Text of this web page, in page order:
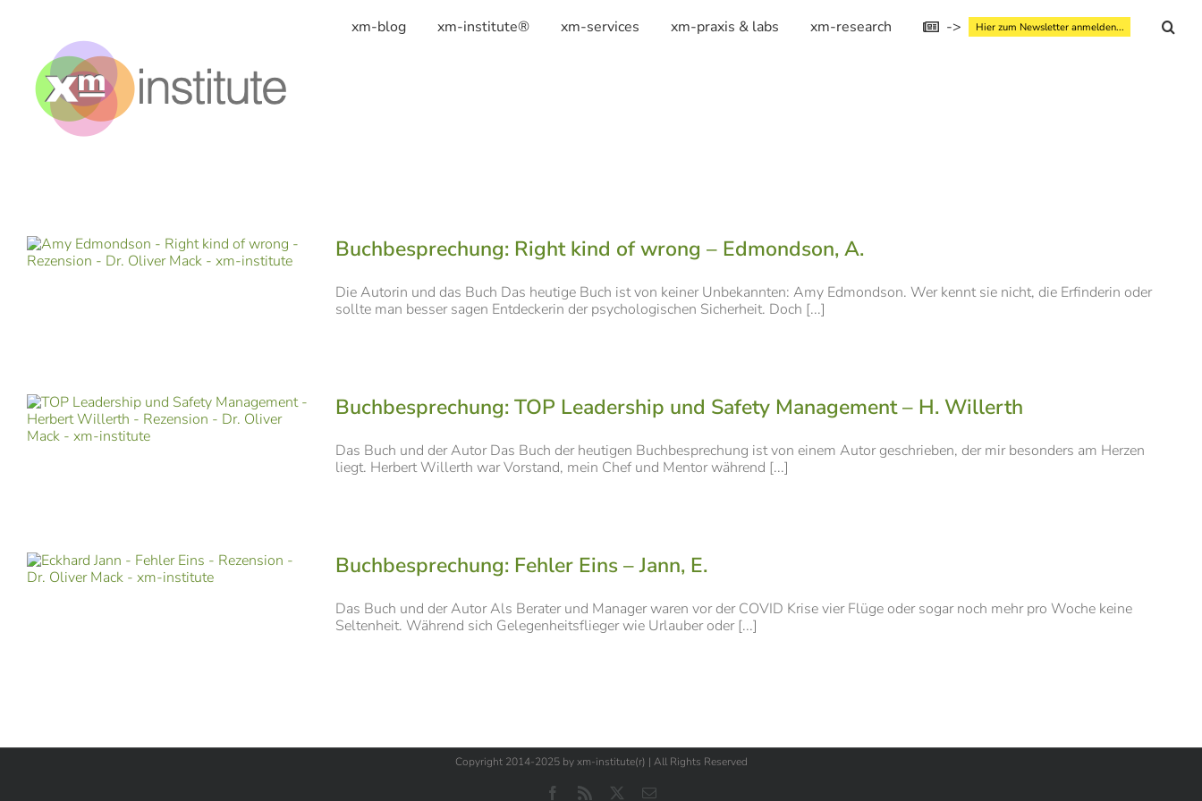
xm-blog xm-institute® xm-services xm-praxis & labs xm-research -> Hier zum Newsletter anmelden...
Buchbesprechung: Right kind of wrong – Edmondson, A.
Die Autorin und das Buch Das heutige Buch ist von keiner Unbekannten: Amy Edmondson. Wer kennt sie nicht, die Erfinderin oder
sollte man besser sagen Entdeckerin der psychologischen Sicherheit. Doch [...]
Buchbesprechung: TOP Leadership und Safety Management – H. Willerth
Das Buch und der Autor Das Buch der heutigen Buchbesprechung ist von einem Autor geschrieben, der mir besonders am Herzen
liegt. Herbert Willerth war Vorstand, mein Chef und Mentor während [...]
Buchbesprechung: Fehler Eins – Jann, E.
Das Buch und der Autor Als Berater und Manager waren vor der COVID Krise vier Flüge oder sogar noch mehr pro Woche keine
Seltenheit. Während sich Gelegenheitsflieger wie Urlauber oder [...]
Copyright 2014-2025 by xm-institute(r) | All Rights Reserved
Facebook
Rss
E-